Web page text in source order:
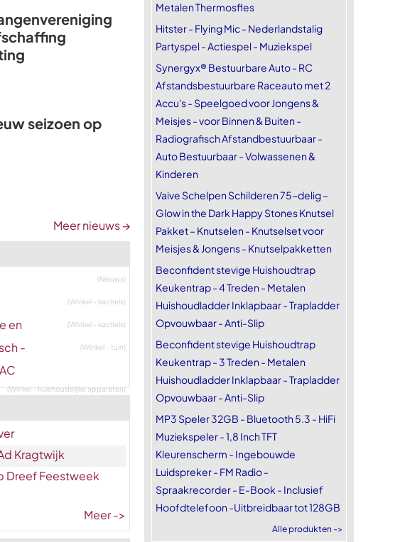
seizoen op
Meer nieuws →
(Nieuws)
(Winkel - kachels)
en (Winkel - kachels)
- (Winkel - tuin)
(Winkel - huishoudelijke apparaten)
Kragtwijk
Dreef Feestweek
Meer ->
Metalen Thermosfles
Hitster - Flying Mic - Nederlandstalig
Partyspel - Actiespel - Muziekspel
Synergyx® Bestuurbare Auto - RC
Afstandsbestuurbare Raceauto met 2
Accu's - Speelgoed voor Jongens &
Meisjes - voor Binnen & Buiten -
Radiografisch Afstandbestuurbaar -
Auto Bestuurbaar - Volwassenen &
Kinderen
Vaive Schelpen Schilderen 75-delig –
Glow in the Dark Happy Stones Knutsel
Pakket – Knutselen - Knutselset voor
Meisjes & Jongens - Knutselpakketten
Beconfident stevige Huishoudtrap
Keukentrap - 4 Treden - Metalen
Huishoudladder Inklapbaar - Trapladder
Opvouwbaar - Anti-Slip
Beconfident stevige Huishoudtrap
Keukentrap - 3 Treden - Metalen
Huishoudladder Inklapbaar - Trapladder
Opvouwbaar - Anti-Slip
MP3 Speler 32GB - Bluetooth 5.3 - HiFi
Muziekspeler - 1,8 Inch TFT
Kleurenscherm - Ingebouwde
Luidspreker - FM Radio -
Spraakrecorder - E-Book - Inclusief
Hoofdtelefoon -Uitbreidbaar tot 128GB
Alle produkten ->